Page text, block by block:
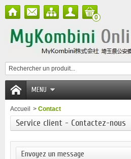
0
MENU
Accueil > Contact
Service client - Contactez-nous
Envoyez un message